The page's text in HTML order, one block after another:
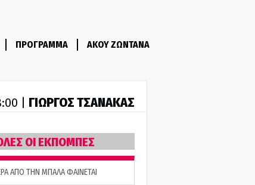
ΠΡΟΓΡΑΜΜΑ ΑΚΟΥ ΖΩΝΤΑΝΑ
| ΓΙΩΡΓΟΣ ΤΣΑΝΑΚΑΣ
ΟΙ ΕΚΠΟΜΠΕΣ
ΑΠΟ ΤΗΝ ΜΠΑΛΑ ΦΑΙΝΕΤΑΙ